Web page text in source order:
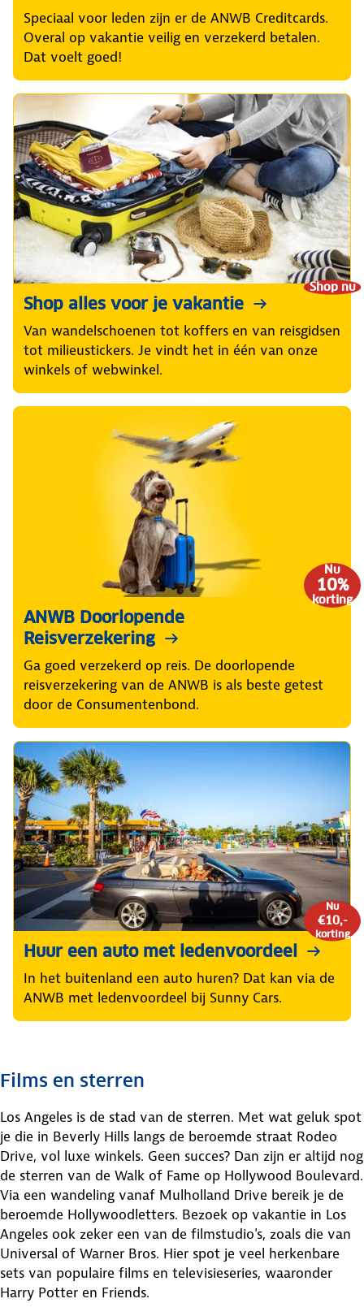
Speciaal voor leden zijn er de ANWB Creditcards.
Overal op vakantie veilig en verzekerd betalen.
Dat voelt goed!
Shop nu
Shop alles voor je vakantie
Van wandelschoenen tot koffers en van reisgidsen
tot milieustickers. Je vindt het in één van onze
winkels of webwinkel.
Nu
10%
korting
ANWB Doorlopende
Reisverzekering
Ga goed verzekerd op reis. De doorlopende
reisverzekering van de ANWB is als beste getest
door de Consumentenbond.
Nu
€10,-
korting
Huur een auto met ledenvoordeel
In het buitenland een auto huren? Dat kan via de
ANWB met ledenvoordeel bij Sunny Cars.
Films en sterren
Los Angeles is de stad van de sterren. Met wat geluk spot
je die in Beverly Hills langs de beroemde straat Rodeo
Drive, vol luxe winkels. Geen succes? Dan ​zijn er altijd nog
de sterren van de Walk of Fame op Hollywood Boulevard.
Via een wandeling vanaf Mulholland Drive bereik je de
beroemde Hollywoodletters. Bezoek op vakantie in Los
Angeles ook zeker een van de filmstudio's, zoals die van
Universal of Warner Bros. Hier spot je veel herkenbare
sets van populaire films en televisieseries, waaronder
Harry Potter en Friends.